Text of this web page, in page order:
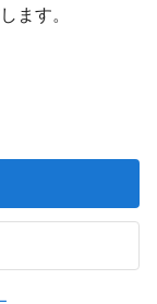
ます。